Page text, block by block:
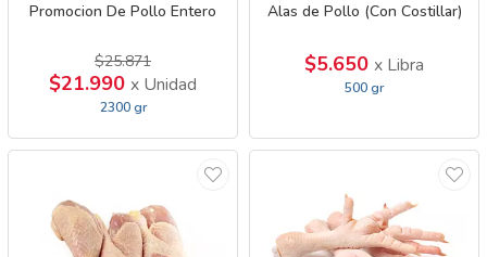
Promocion De Pollo Entero
$25.871
$21.990 x Unidad
2300 gr
Alas de Pollo (Con Costillar)
$5.650 x Libra
500 gr